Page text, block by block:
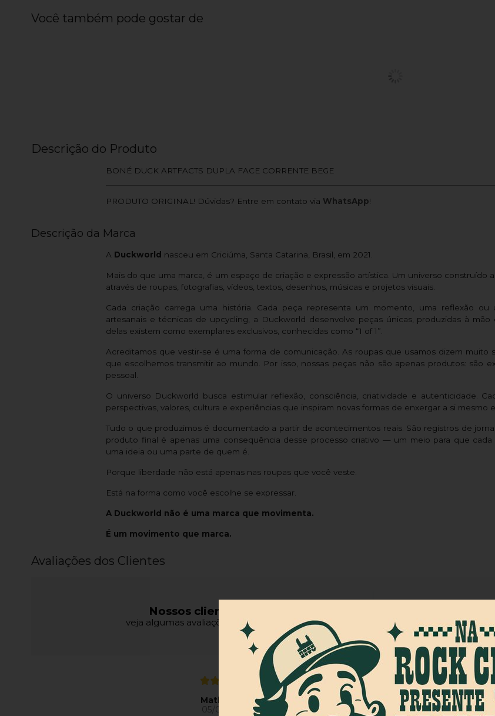
Você também pode gostar de
Descrição do Produto
BONÉ DUCK ARTFACTS DUPLA FACE CORRENTE BEGE
PRODUTO ORIGINAL! Dúvidas? Entre em contato via WhatsApp!
Descrição da Marca
A Duckworld nasceu em Criciúma, Santa Catarina, Brasil, em 2021.
Mais do que uma marca, é um espaço de criação e expressão artística. Um universo construído
através de roupas, fotografias, vídeos, textos, desenhos, músicas e projetos visuais.
Cada criação carrega uma história. Cada peça representa um momento, uma reflexão ou
artesanais e técnicas de upcycling, a Duckworld desenvolve peças únicas, produzidas à
delas existem como exemplares exclusivos, conhecidas como “1 of 1”.
Acreditamos que vestir-se é uma forma de comunicação. As roupas que usamos dizem muito
que escolhemos transmitir ao mundo. Por isso, nossas peças não são apenas produtos: são
pessoal.
O universo Duckworld busca estimular reflexão, consciência, criatividade e autenticidade.
perspectivas, valores, cultura e experiências que inspiram novas formas de enxergar a si mesmo
Tudo o que produzimos é documentado a partir de acontecimentos reais. São registros de
produto final é apenas uma consequência desse processo criativo — um meio para que cada
uma ideia ou uma parte de quem é.
Porque liberdade não está apenas nas roupas que você veste.
Está na forma como você escolhe se expressar.
A Duckworld não é uma marca que movimenta.
É um movimento que marca.
Avaliações dos Clientes
Nossos clientes falam por nós!
veja algumas avaliações de produtos da nossa loja. 99% dos
Matheus S.
05/08/2026
Produto muito bonito e de qualidade.
Produto:
Chinelo Hurley One&Only Denim Azul/